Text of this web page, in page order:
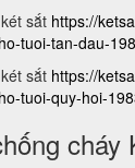
sắt https://
tuoi-tan-dau-
sắt https://
tuoi-quy-hoi-
cháy